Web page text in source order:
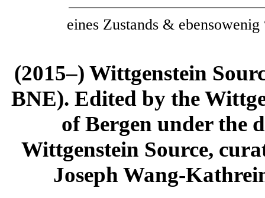
eines Zustands &
(2015–) Wittgenstein
BNE). Edited by the
of Bergen under the
Wittgenstein Source,
Joseph Wang-